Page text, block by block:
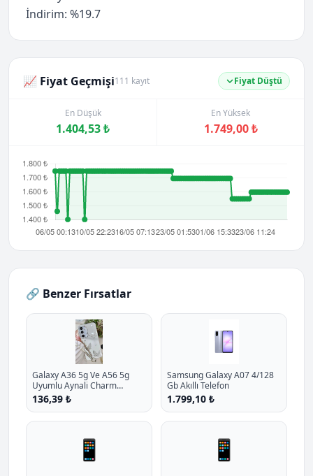
İndirim: %19.7
📈 Fiyat Geçmişi111 kayıt Fiyat Düştü
En Düşük
1.404,53 ₺
En Yüksek
1.749,00 ₺
🔗 Benzer Fırsatlar
Galaxy A36 5g Ve A56 5g
Uyumlu Aynali Charm
Kelebek Oyuncakli Esnek
Silikon Kilif P - %10.9 İndirim
136,39 ₺
Samsung Galaxy A07 4/128
Gb Akıllı Telefon
1.799,10 ₺
📱 📱